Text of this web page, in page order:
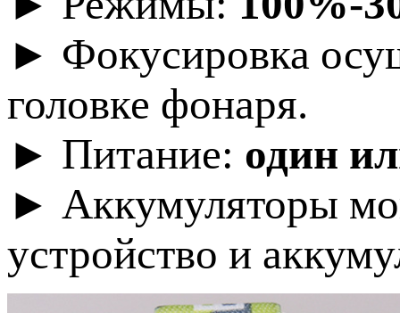
► Фокусировка
головке фонаря.
► Питание: один
► Аккумуляторы
устройство и